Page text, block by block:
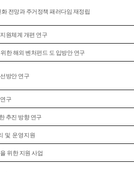
전망과 주거정책 패러다임 재정립
원체계 개편 연구
한 해외 벤처펀드 도 입방안 연구
방안 연구
구
추진 방향 연구
및 운영지원
위한 지원 사업